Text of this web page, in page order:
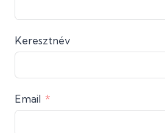
Keresztnév
Email